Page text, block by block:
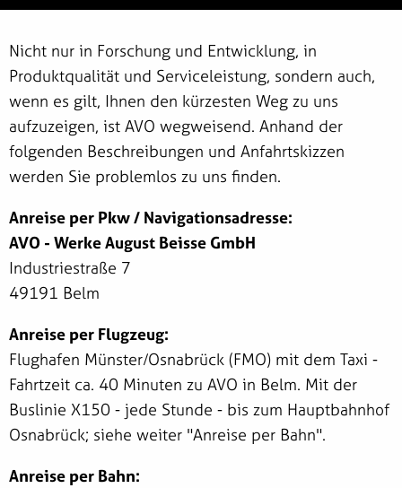
Nicht nur in Forschung und Entwicklung, in
Produktqualität und Serviceleistung, sondern auch,
wenn es gilt, Ihnen den kürzesten Weg zu uns
aufzuzeigen, ist AVO wegweisend. Anhand der
folgenden Beschreibungen und Anfahrtskizzen
werden Sie problemlos zu uns finden.
Anreise per Pkw / Navigationsadresse:
AVO - Werke August Beisse GmbH
Industriestraße 7
49191 Belm
Anreise per Flugzeug:
Flughafen Münster/Osnabrück (FMO) mit dem Taxi -
Fahrtzeit ca. 40 Minuten zu AVO in Belm. Mit der
Buslinie X150 - jede Stunde - bis zum Hauptbahnhof
Osnabrück; siehe weiter "Anreise per Bahn".
Anreise per Bahn: